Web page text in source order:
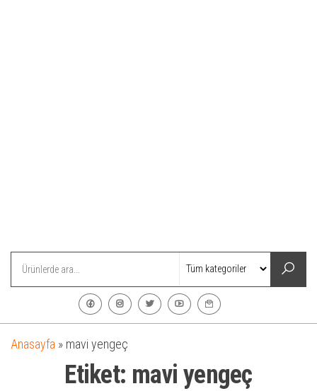
Anasayfa » mavi yengeç
Etiket: mavi yengeç